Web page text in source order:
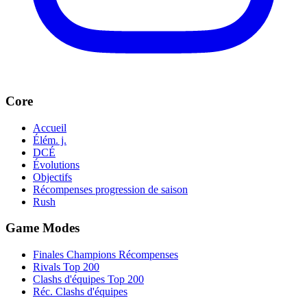
Core
Accueil
Élém. j.
DCÉ
Évolutions
Objectifs
Récompenses progression de saison
Rush
Game Modes
Finales Champions Récompenses
Rivals Top 200
Clashs d'équipes Top 200
Réc. Clashs d'équipes